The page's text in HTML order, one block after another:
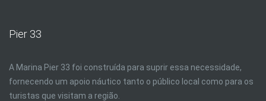
Pier 33
A Marina Pier 33 foi construída para suprir essa necessidade,
fornecendo um apoio náutico tanto o público local como para os
turistas que visitam a região.